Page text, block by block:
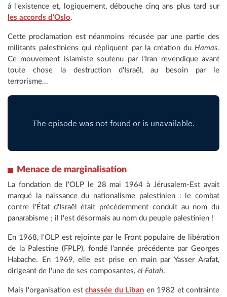
à l'existence et, logiquement, débouche cinq ans plus tard sur
les accords d'Oslo.
Cette proclamation est néanmoins récusée par une partie des
militants palestiniens qui répliquent par la création du Hamas.
Ce mouvement islamiste soutenu par l'Iran revendique avant
toute chose la destruction d'Israël, au besoin par le
terrorisme...
Menace de marginalisation
La fondation de l'OLP le 28 mai 1964 à Jérusalem-Est avait
marqué la naissance du nationalisme palestinien : le combat
contre l'État d'Israël était précédemment conduit au nom du
panarabisme ; il l'est désormais au nom du peuple palestinien !
En 1968, l'OLP est rejointe par le Front populaire de libération
de la Palestine (FPLP), fondé l'année précédente par Georges
Habache. En 1969, elle est prise en main par Yasser Arafat,
dirigeant de l'une de ses composantes, el-Fatah.
Mais l'organisation estchassée du Liban en 1982 et contrainte